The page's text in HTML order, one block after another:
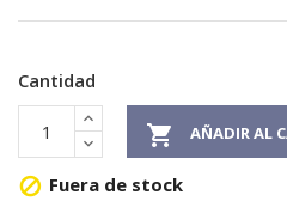
Cantidad
 AÑADIR AL
 Fuera de stock